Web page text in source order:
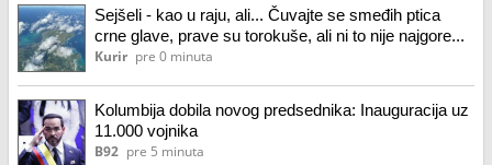
Sejšeli - kao u raju, ali... Čuvajte se smeđih ptica
crne glave, prave su torokuše, ali ni to nije najgore...
Kurir pre 0 minuta
Kolumbija dobila novog predsednika: Inauguracija uz
11.000 vojnika
B92 pre 5 minuta